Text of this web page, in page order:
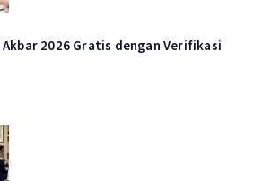
Akbar 2026 Gratis dengan Verifikasi